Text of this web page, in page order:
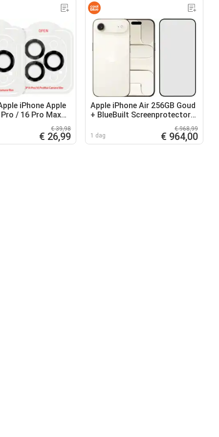
iPhone Apple
/ 16 Pro Max
€ 39,98
€ 26,99
Apple iPhone Air 256GB Goud
+ BlueBuilt Screenprotector
1 dag
€ 968,99
€ 964,00